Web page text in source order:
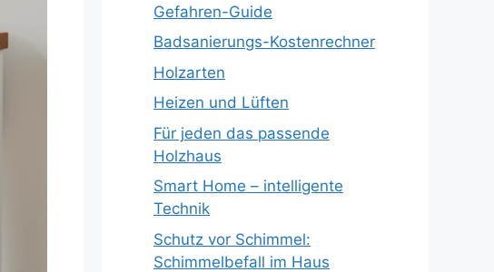
Gefahren-Guide
Badsanierungs-Kostenrechner
Holzarten
Heizen und Lüften
Für jeden das passende
Holzhaus
Smart Home – intelligente
Technik
Schutz vor Schimmel:
Schimmelbefall im Haus